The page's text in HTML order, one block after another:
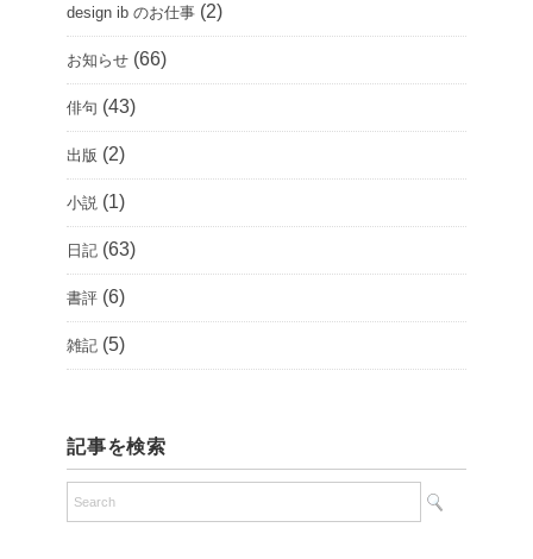
design ib のお仕事 (2)
お知らせ (66)
俳句 (43)
出版 (2)
小説 (1)
日記 (63)
書評 (6)
雑記 (5)
記事を検索